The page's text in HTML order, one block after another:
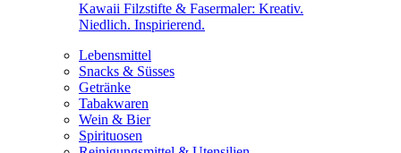
Kawaii Filzstifte & Fasermaler: Kreativ.
Niedlich. Inspirierend.
Lebensmittel
Snacks & Süsses
Getränke
Tabakwaren
Wein & Bier
Spirituosen